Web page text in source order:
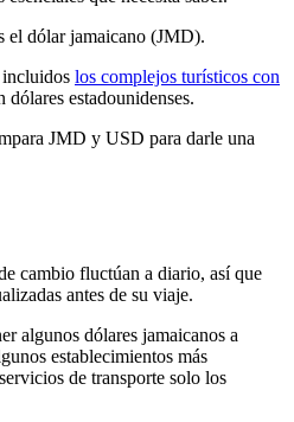
el dólar jamaicano (JMD).
incluidos los complejos turísticos con
dólares estadounidenses.
JMD y USD para darle una
cambio fluctúan a diario, así que
antes de su viaje.
algunos dólares jamaicanos a
establecimientos más
de transporte solo los